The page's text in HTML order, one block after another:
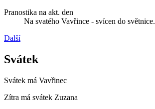
Pranostika na akt. den
Na svatého Vavřince - svícen do světnice.
Další
Svátek
Svátek má Vavřinec
Zítra má svátek Zuzana